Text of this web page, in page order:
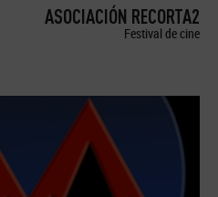
ASOCIACIÓN RECORTA2
Festival de cine